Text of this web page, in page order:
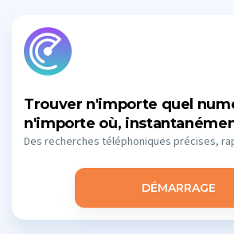
Trouver n'importe quel
n'importe où,
Des recherches téléphoniques précises,
DÉMARRAGE